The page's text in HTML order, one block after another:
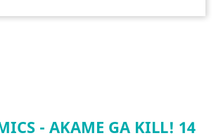
- AKAME GA KILL! 14